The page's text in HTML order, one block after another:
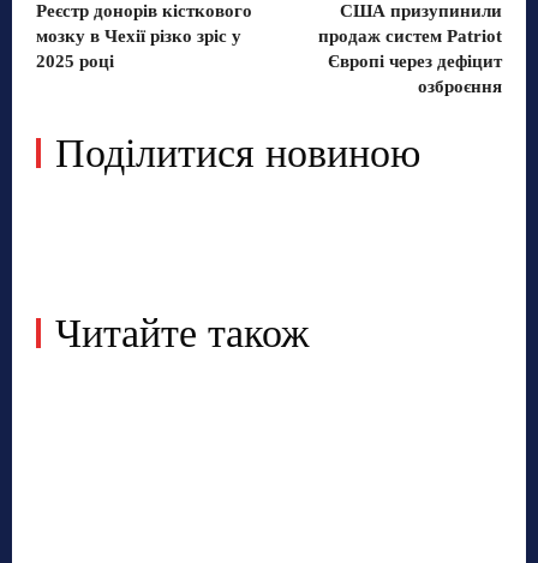
Реєстр донорів кісткового
мозку в Чехії різко зріс у
2025 році
США призупинили
продаж систем Patriot
Європі через дефіцит
озброєння
Поділитися новиною
Читайте також